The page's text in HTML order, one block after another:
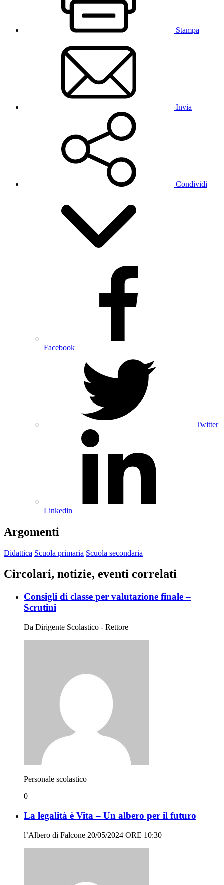
Stampa
Invia
Condividi
Facebook
Twitter
Linkedin
Argomenti
Didattica Scuola primaria Scuola secondaria
Circolari, notizie, eventi correlati
Consigli di classe per valutazione finale –
Scrutini
Da Dirigente Scolastico - Rettore
Personale scolastico
0
La legalità è Vita – Un albero per il futuro
l’Albero di Falcone 20/05/2024 ORE 10:30